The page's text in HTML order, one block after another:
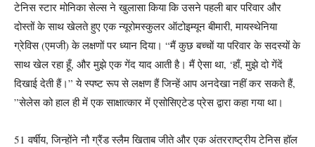
टेनिस स्टार मोनिका सेल्स ने खुलासा किया कि उसने पहली बार परिवार और
दोस्तों के साथ खेलते हुए एक न्यूरोमस्कुलर ऑटोइम्यून बीमारी, मायस्थेनिया
ग्रेविस (एमजी) के लक्षणों पर ध्यान दिया। “मैं कुछ बच्चों या परिवार के सदस्यों के
साथ खेल रहा हूँ, और मुझे एक गेंद याद आती है। मैं ऐसा था, ‘हाँ, मुझे दो गेंदें
दिखाई देती हैं।” ये स्पष्ट रूप से लक्षण हैं जिन्हें आप अनदेखा नहीं कर सकते हैं,
”सेलेस को हाल ही में एक साक्षात्कार में एसोसिएटेड प्रेस द्वारा कहा गया था।
51 वर्षीय, जिन्होंने नौ ग्रैंड स्लैम खिताब जीते और एक अंतरराष्ट्रीय टेनिस हॉल